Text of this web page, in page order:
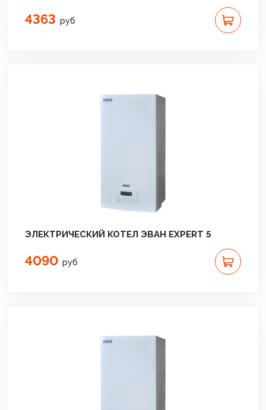
4363 руб
ЭЛЕКТРИЧЕСКИЙ КОТЕЛ ЭВАН EXPERT 5
4090 руб